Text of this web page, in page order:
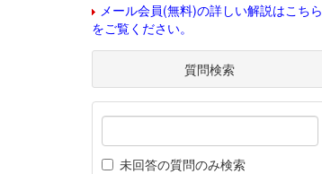
メール会員(無料)の詳しい解説はこちら
をご覧ください。
質問検索
未回答の質問のみ検索